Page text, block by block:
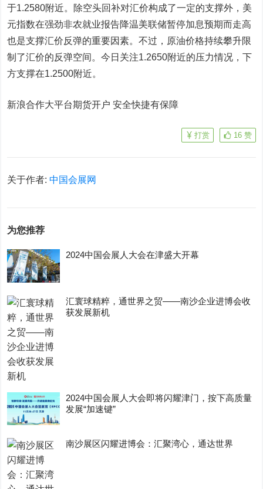
于1.2580附近。除空头回补对汇价构成了一定的支撑外，美
元指数在强劲非农就业报告降温美联储暂停加息预期而走高
也是支撑汇价反弹的重要因素。不过， 原油价格持续攀升限
制了汇价的反弹空间。今日关注1.2650附近的压力情况，下
方支撑在1.2500附近。
新浪合作大平台期货开户 安全快捷有保障
16 赞
打赏
关于作者:中国会展网
为您推荐
2024中国会展人大会在津盛大开幕
汇寰球精粹，通世界之贸——南沙企业进博会收
获发展新机
2024中国会展人大会即将闪耀津门，按下高质量
发展“加速键”
南沙展区闪耀进博会：汇聚湾心，通达世界